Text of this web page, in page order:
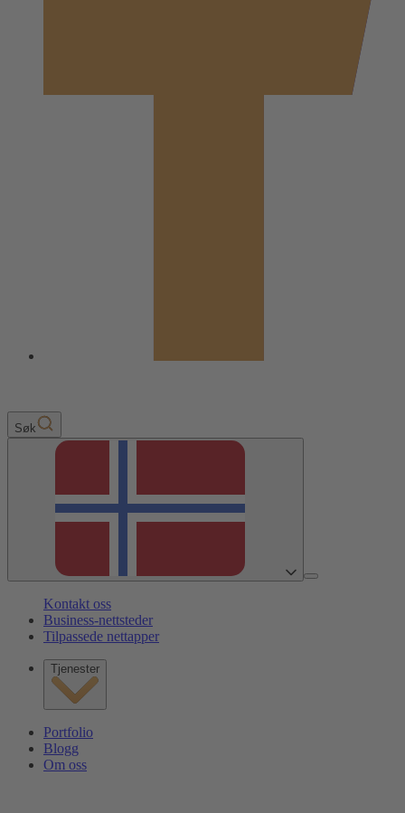
Søk
Kontakt oss
Business-nettsteder
Tilpassede nettapper
Tjenester
Portfolio
Blogg
Om oss